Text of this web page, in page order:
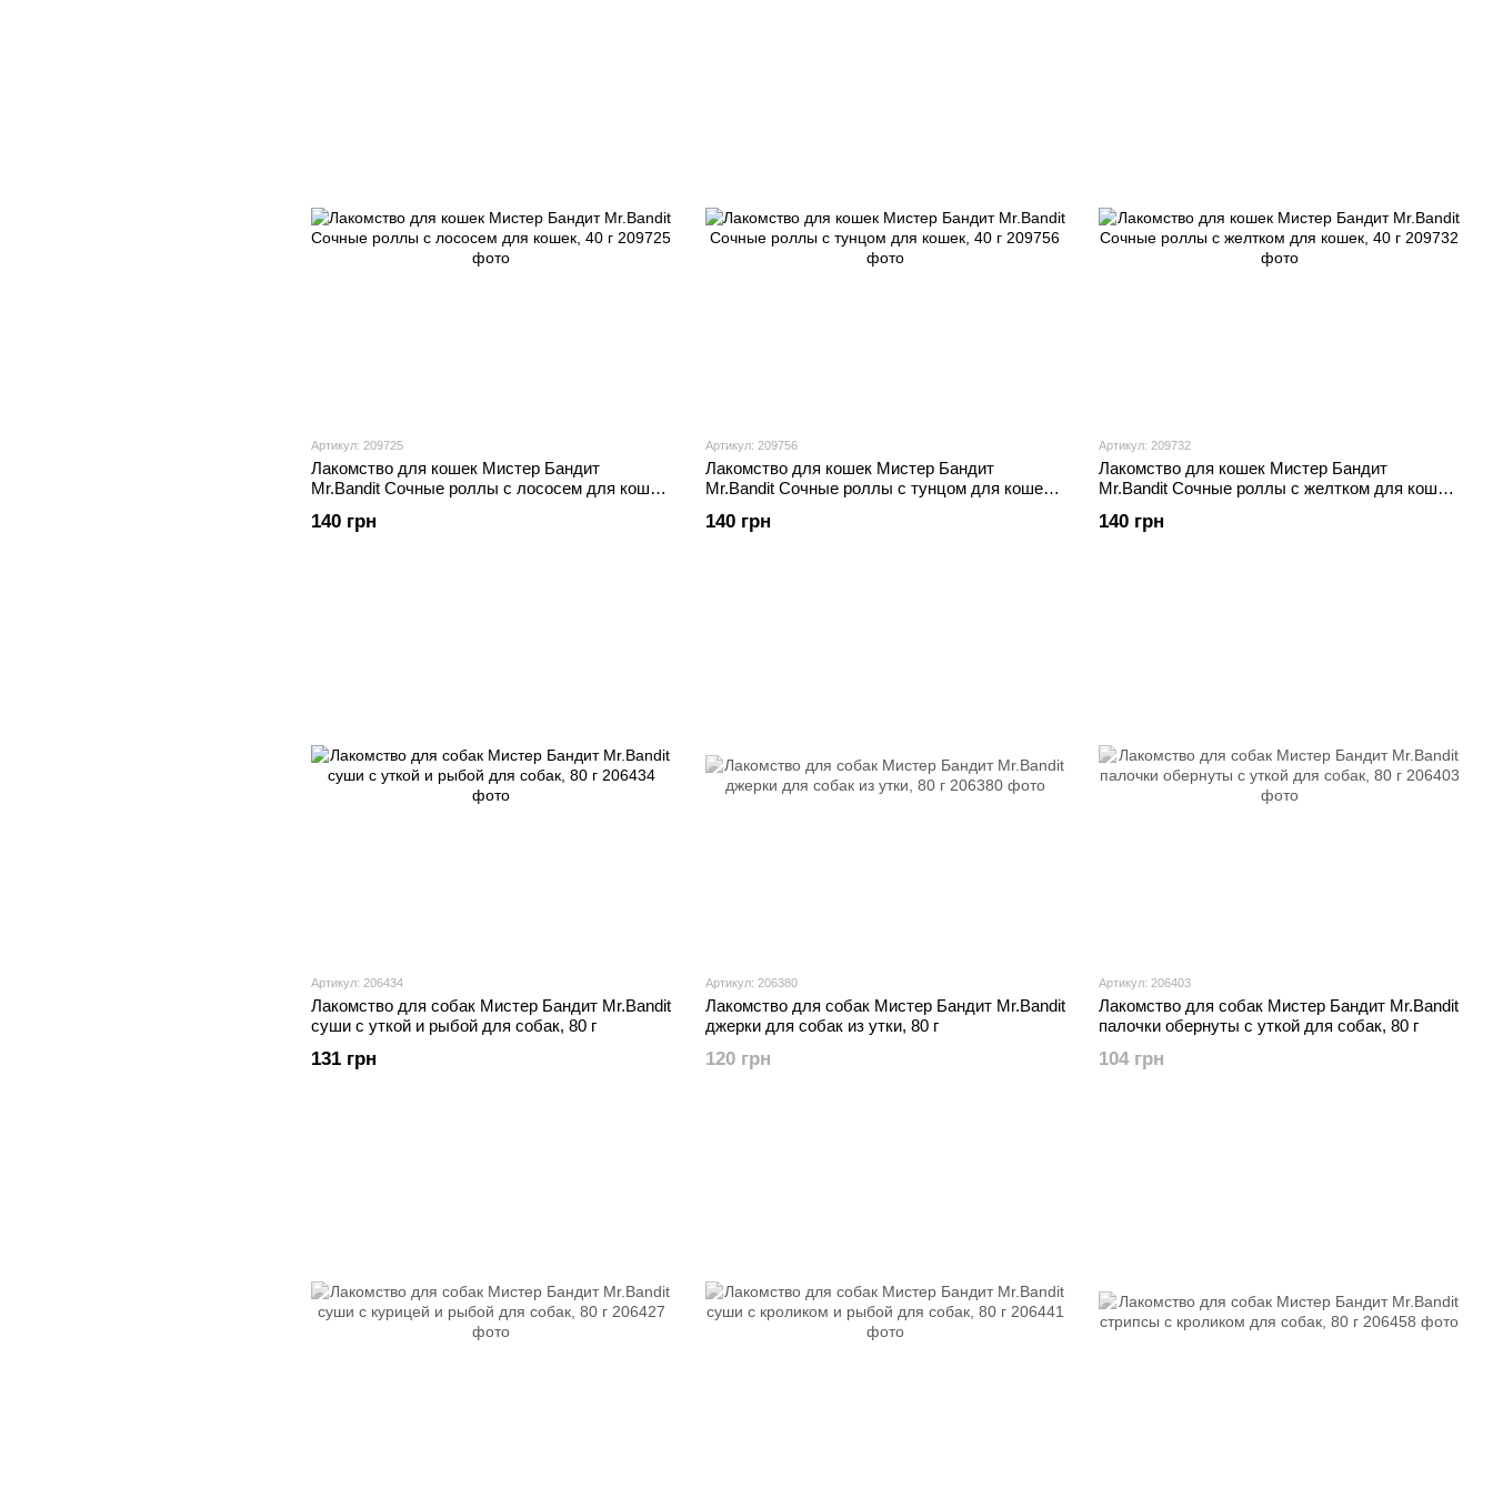
Артикул: 209725
Лакомство для кошек Мистер Бандит
Mr.Bandit Сочные роллы с лососем для кошек,
140 грн
Артикул: 209756
Лакомство для кошек Мистер Бандит
Mr.Bandit Сочные роллы с тунцом для кошек,
140 грн
Артикул: 209732
Лакомство для кошек Мистер Бандит
Mr.Bandit Сочные роллы с желтком для кошек,
140 грн
Артикул: 206434
Лакомство для собак Мистер Бандит Mr.Bandit
суши с уткой и рыбой для собак, 80 г
131 грн
Артикул: 206380
Лакомство для собак Мистер Бандит Mr.Bandit
джерки для собак из утки, 80 г
120 грн
Артикул: 206403
Лакомство для собак Мистер Бандит Mr.Bandit
палочки обернуты с уткой для собак, 80 г
104 грн